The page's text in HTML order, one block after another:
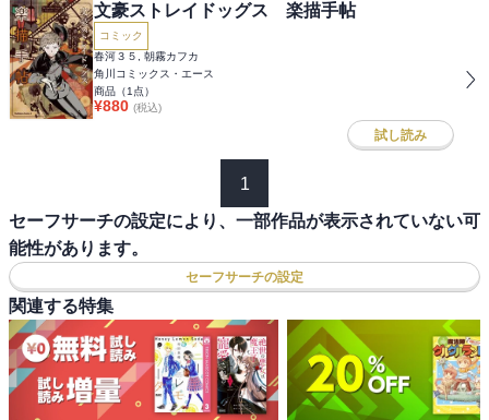
文豪ストレイドッグス 楽描手帖
コミック
春河３５, 朝霧カフカ
角川コミックス・エース
商品（1 点）
¥880 (税込)
試し読み
1
セーフサーチの設定により、一部作品が表示されていない可
能性があります。
セーフサーチの設定
関連する特集